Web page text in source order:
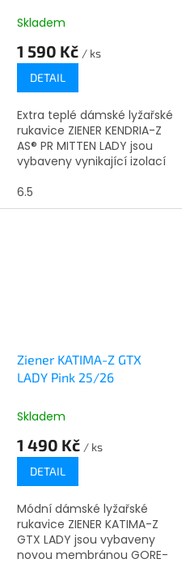
Skladem
1 590 Kč / ks
DETAIL
Extra teplé dámské lyžařské
rukavice ZIENER KENDRIA-Z
AS® PR MITTEN LADY jsou
vybaveny vynikající izolací
obzvláště chladné dny.
Membrána ZIENER
6.5
Ziener KATIMA-Z GTX
LADY Pink 25/26
Skladem
1 490 Kč / ks
DETAIL
Módní dámské lyžařské
rukavice ZIENER KATIMA-Z
GTX LADY jsou vybaveny
novou membránou GORE-